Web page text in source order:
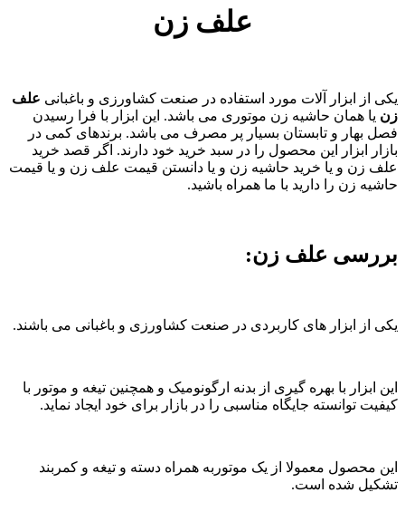
علف زن
یکی از ابزار آلات مورد استفاده در صنعت کشاورزی و باغبانی علف
زن یا همان حاشیه زن موتوری می باشد. این ابزار با فرا رسیدن
فصل بهار و تابستان بسیار پر مصرف می باشد. برندهای کمی در
بازار ابزار این محصول را در سبد خرید خود دارند. اگر قصد خرید
علف زن و یا خرید حاشیه زن و یا دانستن قیمت علف زن و یا قیمت
حاشیه زن را دارید با ما همراه باشید.
بررسی علف زن:
یکی از ابزار های کاربردی در صنعت کشاورزی و باغبانی می باشند.
این ابزار با بهره گیری از بدنه ارگونومیک و همچنین تیغه و موتور با
کیفیت توانسته جایگاه مناسبی را در بازار برای خود ایجاد نماید.
این محصول معمولا از یک موتوربه همراه دسته و تیغه و کمربند
تشکیل شده است.